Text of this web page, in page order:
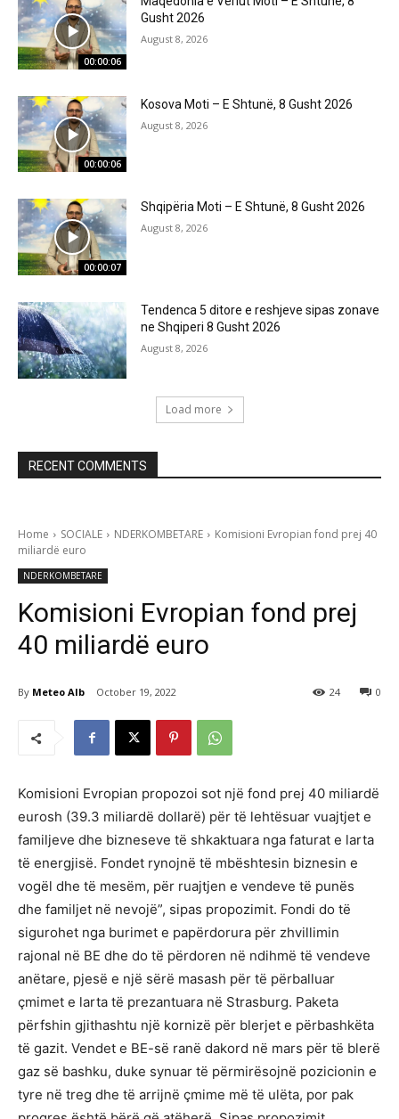
00:00:06
Gusht 2026
August 8, 2026
00:00:06
Kosova Moti – E Shtunë, 8 Gusht 2026
August 8, 2026
00:00:07
Shqipëria Moti – E Shtunë, 8 Gusht 2026
August 8, 2026
Tendenca 5 ditore e reshjeve sipas zonave
ne Shqiperi 8 Gusht 2026
August 8, 2026
Load more
RECENT COMMENTS